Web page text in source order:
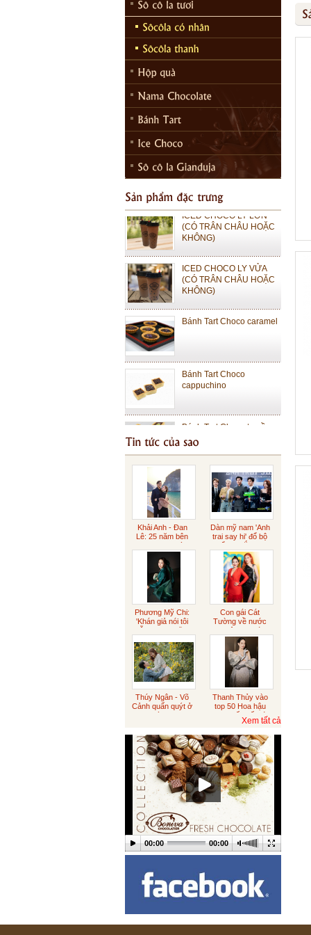
ICED CHOCO MOKA LY
LỚN (CÓ TRÂN CHÂU
HOẶC KHÔNG)
ICED CHOCO MOKA LY
VỪA (CÓ TRÂN CHÂU
HOẶC KHÔNG)
ICED CHOCO LY LỚN
(CÓ TRÂN CHÂU HOẶC
KHÔNG)
ICED CHOCO LY VỬA
(CÓ TRÂN CHÂU HOẶC
KHÔNG)
Bánh Tart Choco caramel
Bánh Tart Choco
cappuchino
Bánh Tart Choco truyền
thống
Bánh Cheese Tart Lớn
Bánh Cheese Tart Nhỏ
Sôcôla Gianduja
Sôcôla rắc vàng
Sôcôla vỏ cam
Sôcôla Theo Yêu Cầu
Khách Hàng
Theo Yêu Cầu
Hạt sen
Khải Anh - Đan
Lê: 25 năm bên
nhau ngọt ngào
Dàn mỹ nam 'Anh
trai say hi' đổ bộ
buổi ra mắt phim
Phương Mỹ Chi:
'Khán giả nói tôi
diễn sượng cũng
Con gái Cát
Tường về nước
xin việc sau tám
năm du học
Australia
Thúy Ngân - Võ
Cảnh quấn quýt ở
Đà Lạt
Thanh Thủy vào
top 50 Hoa hậu
đẹp nhất thế giới
Xem tất cả
00:00 00:00